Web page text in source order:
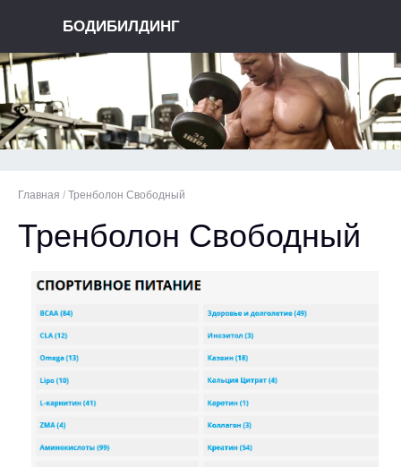
БОДИБИЛДИНГ
Главная / Тренболон Свободный
Тренболон Свободный